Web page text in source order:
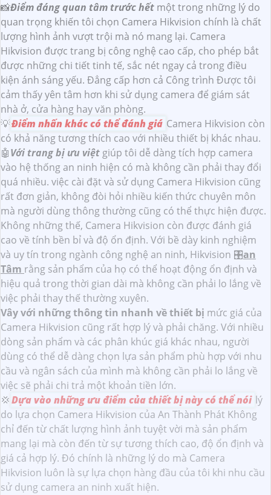
📸Điểm đáng quan tâm trước hết một trong những lý do
quan trọng khiến tôi chọn Camera Hikvision chính là chất
lượng hình ảnh vượt trội mà nó mang lại. Camera
Hikvision được trang bị công nghệ cao cấp, cho phép bắt
được những chi tiết tinh tế, sắc nét ngay cả trong điều
kiện ánh sáng yếu. Đẳng cấp hơn cả Công trình Được tôi
cảm thấy yên tâm hơn khi sử dụng camera để giám sát
nhà ở, cửa hàng hay văn phòng.
💡Điểm nhấn khác có thể đánh giá Camera Hikvision còn
có khả năng tương thích cao với nhiều thiết bị khác nhau.
🤖️Với trang bị ưu việt giúp tôi dễ dàng tích hợp camera
vào hệ thống an ninh hiện có mà không cần phải thay đổi
quá nhiều. việc cài đặt và sử dụng Camera Hikvision cũng
rất đơn giản, không đòi hỏi nhiều kiến thức chuyên môn
mà người dùng thông thường cũng có thể thực hiện được.
Không những thế, Camera Hikvision còn được đánh giá
cao về tính bền bỉ và độ ổn định. Với bề dày kinh nghiệm
và uy tín trong ngành công nghệ an ninh, Hikvision 🎛an
Tâm rằng sản phẩm của họ có thể hoạt động ổn định và
hiệu quả trong thời gian dài mà không cần phải lo lắng về
việc phải thay thế thường xuyên.
Vây với những thông tin nhanh về thiết bị mức giá của
Camera Hikvision cũng rất hợp lý và phải chăng. Với nhiều
dòng sản phẩm và các phân khúc giá khác nhau, người
dùng có thể dễ dàng chọn lựa sản phẩm phù hợp với nhu
cầu và ngân sách của mình mà không cần phải lo lắng về
việc sẽ phải chi trả một khoản tiền lớn.
💢Dựa vào những ưu điểm của thiết bị này có thể nói lý
do lựa chọn Camera Hikvision của An Thành Phát Không
chỉ đến từ chất lượng hình ảnh tuyệt vời mà sản phẩm
mang lại mà còn đến từ sự tương thích cao, độ ổn định và
giá cả hợp lý. Đó chính là những lý do mà Camera
Hikvision luôn là sự lựa chọn hàng đầu của tôi khi nhu cầu
sử dụng camera an ninh xuất hiện.